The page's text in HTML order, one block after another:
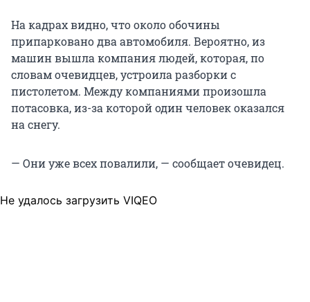
На кадрах видно, что около обочины
припарковано два автомобиля. Вероятно, из
машин вышла компания людей, которая, по
словам очевидцев, устроила разборки с
пистолетом. Между компаниями произошла
потасовка, из-за которой один человек оказался
на снегу.
— Они уже всех повалили, — сообщает очевидец.
Не удалось загрузить VIQEO